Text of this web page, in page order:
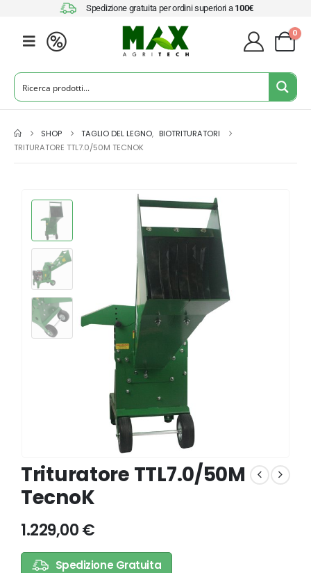
Spedizione gratuita per ordini superiori a 100€
0
SHOP TAGLIO DEL LEGNO, BIOTRITURATORI
TRITURATORE TTL7.0/50M TECNOK
Trituratore TTL7.0/50M
TecnoK
1.229,00€
Spedizione Gratuita